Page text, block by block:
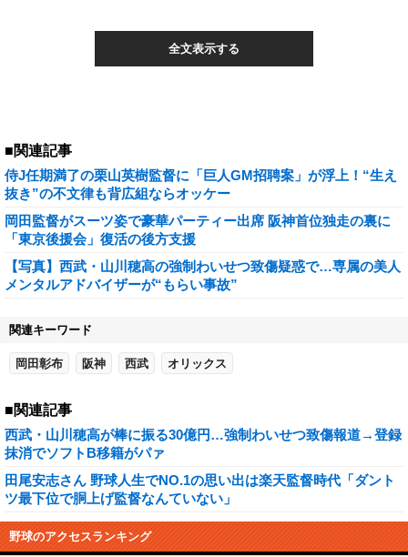
全文表示する
■関連記事
侍J任期満了の栗山英樹監督に「巨人GM招聘案」が浮上！“生え
抜き”の不文律も背広組ならオッケー
岡田監督がスーツ姿で豪華パーティー出席 阪神首位独走の裏に
「東京後援会」復活の後方支援
【写真】西武・山川穂高の強制わいせつ致傷疑惑で…専属の美人
メンタルアドバイザーが“もらい事故”
関連キーワード
岡田彰布 阪神 西武 オリックス
■関連記事
西武・山川穂高が棒に振る30億円…強制わいせつ致傷報道→登録
抹消でソフトB移籍がパァ
田尾安志さん 野球人生でNO.1の思い出は楽天監督時代「ダント
ツ最下位で胴上げ監督なんていない」
野球のアクセスランキング